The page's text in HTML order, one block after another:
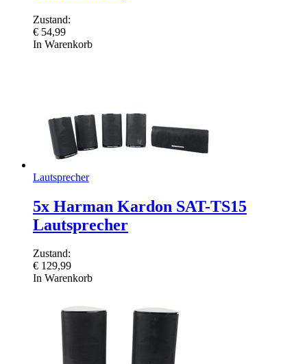
Zustand:
€ 54,99
In Warenkorb
Lautsprecher
5x Harman Kardon SAT-TS15
Lautsprecher
Zustand:
€ 129,99
In Warenkorb